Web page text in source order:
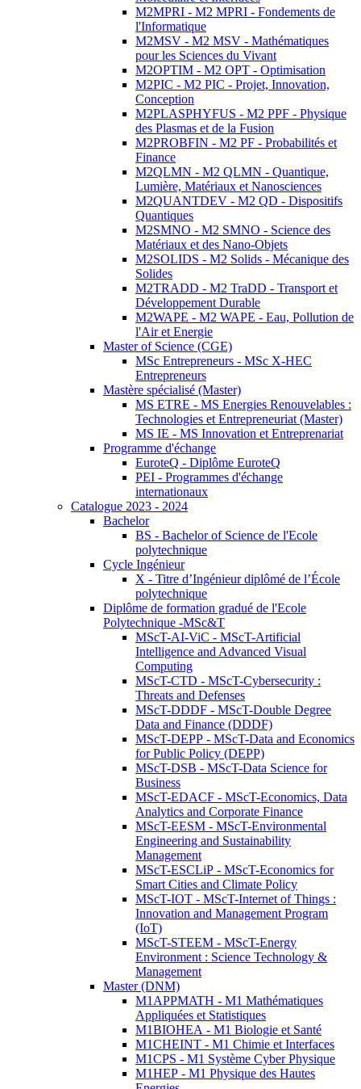
M2MPRI - M2 MPRI - Fondements de
l'Informatique
M2MSV - M2 MSV - Mathématiques
pour les Sciences du Vivant
M2OPTIM - M2 OPT - Optimisation
M2PIC - M2 PIC - Projet, Innovation,
Conception
M2PLASPHYFUS - M2 PPF - Physique
des Plasmas et de la Fusion
M2PROBFIN - M2 PF - Probabilités et
Finance
M2QLMN - M2 QLMN - Quantique,
Lumière, Matériaux et Nanosciences
M2QUANTDEV - M2 QD - Dispositifs
Quantiques
M2SMNO - M2 SMNO - Science des
Matériaux et des Nano-Objets
M2SOLIDS - M2 Solids - Mécanique des
Solides
M2TRADD - M2 TraDD - Transport et
Développement Durable
M2WAPE - M2 WAPE - Eau, Pollution de
l'Air et Energie
Master of Science (CGE)
MSc Entrepreneurs - MSc X-HEC
Entrepreneurs
Mastère spécialisé (Master)
MS ETRE - MS Energies Renouvelables :
Technologies et Entrepreneuriat (Master)
MS IE - MS Innovation et Entreprenariat
Programme d'échange
EuroteQ - Diplôme EuroteQ
PEI - Programmes d'échange
internationaux
Catalogue 2023 - 2024
Bachelor
BS - Bachelor of Science de l'Ecole
polytechnique
Cycle Ingénieur
X - Titre d’Ingénieur diplômé de l’École
polytechnique
Diplôme de formation gradué de l'Ecole
Polytechnique -MSc&T
MScT-AI-ViC - MScT-Artificial
Intelligence and Advanced Visual
Computing
MScT-CTD - MScT-Cybersecurity :
Threats and Defenses
MScT-DDDF - MScT-Double Degree
Data and Finance (DDDF)
MScT-DEPP - MScT-Data and Economics
for Public Policy (DEPP)
MScT-DSB - MScT-Data Science for
Business
MScT-EDACF - MScT-Economics, Data
Analytics and Corporate Finance
MScT-EESM - MScT-Environmental
Engineering and Sustainability
Management
MScT-ESCLiP - MScT-Economics for
Smart Cities and Climate Policy
MScT-IOT - MScT-Internet of Things :
Innovation and Management Program
(IoT)
MScT-STEEM - MScT-Energy
Environment : Science Technology &
Management
Master (DNM)
M1APPMATH - M1 Mathématiques
Appliquées et Statistiques
M1BIOHEA - M1 Biologie et Santé
M1CHEINT - M1 Chimie et Interfaces
M1CPS - M1 Système Cyber Physique
M1HEP - M1 Physique des Hautes